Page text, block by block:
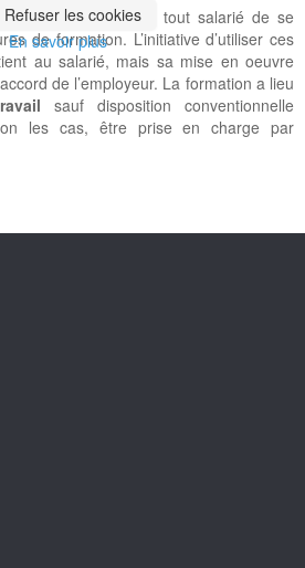
formationpermet à tout salarié de se
de formation. L’initiative d’utiliser ces
au salarié, mais sa mise en oeuvre
de l’employeur. La formation a lieu
sauf disposition conventionnelle
les cas, être prise en charge par
Refuser les cookies
En savoir plus